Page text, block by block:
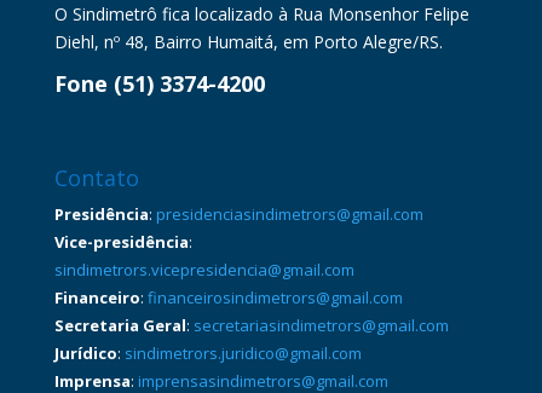
O Sindimetrô fica localizado à Rua Monsenhor Felipe
Diehl, nº 48, Bairro Humaitá, em Porto Alegre/RS.
Fone (51) 3374-4200
Contato
Presidência: presidenciasindimetrors@gmail.com
Vice-presidência:
sindimetrors.vicepresidencia@gmail.com
Financeiro: financeirosindimetrors@gmail.com
Secretaria Geral: secretariasindimetrors@gmail.com
Jurídico: sindimetrors.juridico@gmail.com
Imprensa: imprensasindimetrors@gmail.com